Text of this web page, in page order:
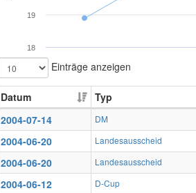
18
19
Einträge anzeigen
Datum
Typ
2004-07-14
DM
2004-06-20 Landesausscheid
2004-06-20 Landesausscheid
2004-06-12 D-Cup